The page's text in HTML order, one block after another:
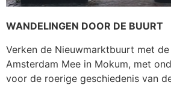
WANDELINGEN DOOR DE BUURT
Verken de Nieuwmarktbuurt met
Amsterdam Mee in Mokum, met
voor de roerige geschiedenis van